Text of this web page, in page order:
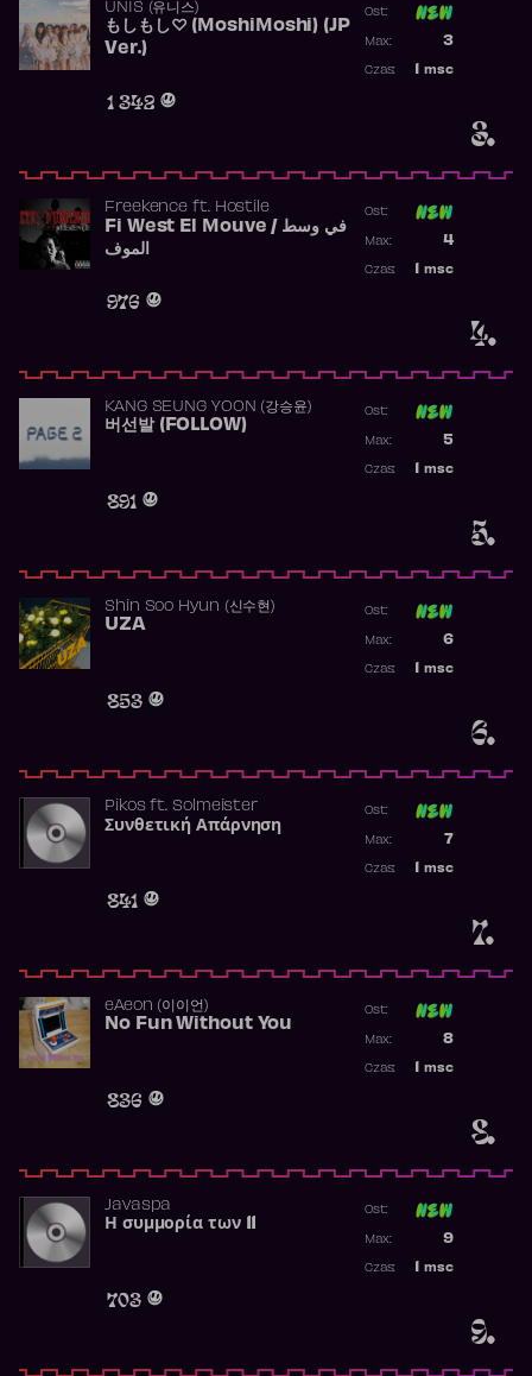
3.
UNIS (유니스)
もしもし♡ (MoshiMoshi) (JP
Ver.)
1 342
Ost:
3
Max:
msc
Czas:
4.
Freekence ft. Hostile
Fi West El Mouve / في وسط
الموف
976
Ost:
4
Max:
msc
Czas:
5.
KANG SEUNG YOON (강승윤)
버선발 (FOLLOW)
891
Ost:
5
Max:
msc
Czas:
6.
Shin Soo Hyun (신수현)
UZA
853
Ost:
6
Max:
msc
Czas:
7.
Pikosft. Solmeister
Συνθετική Απάρνηση
841
Ost:
7
Max:
msc
Czas:
8.
​eAeon (이이언)
No Fun Without You
836
Ost:
8
Max:
msc
Czas:
9.
Javaspa
Η συμμορία των 11
703
Ost:
9
Max:
msc
Czas: